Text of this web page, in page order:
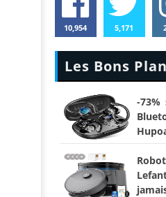
10,954 5,171
Les Bons
-73%